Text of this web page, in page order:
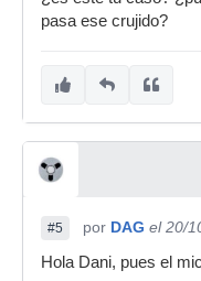
pasa ese crujido?
#5 por DAG el 20/
Hola Dani, pues el